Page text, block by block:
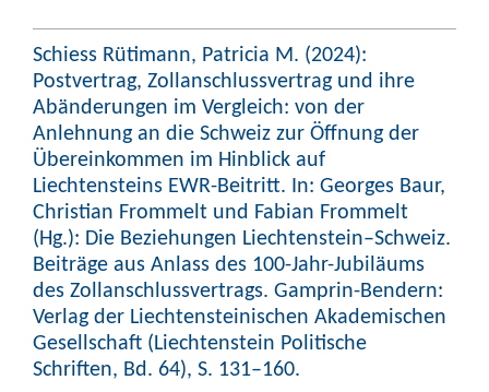
Schiess Rütimann, Patricia M. (2024):
Postvertrag, Zollanschlussvertrag und ihre
Abänderungen im Vergleich: von der
Anlehnung an die Schweiz zur Öffnung der
Übereinkommen im Hinblick auf
Liechtensteins EWR-Beitritt. In: Georges Baur,
Christian Frommelt und Fabian Frommelt
(Hg.): Die Beziehungen Liechtenstein–Schweiz.
Beiträge aus Anlass des 100-Jahr-Jubiläums
des Zollanschlussvertrags. Gamprin-Bendern:
Verlag der Liechtensteinischen Akademischen
Gesellschaft (Liechtenstein Politische
Schriften, Bd. 64), S. 131–160.